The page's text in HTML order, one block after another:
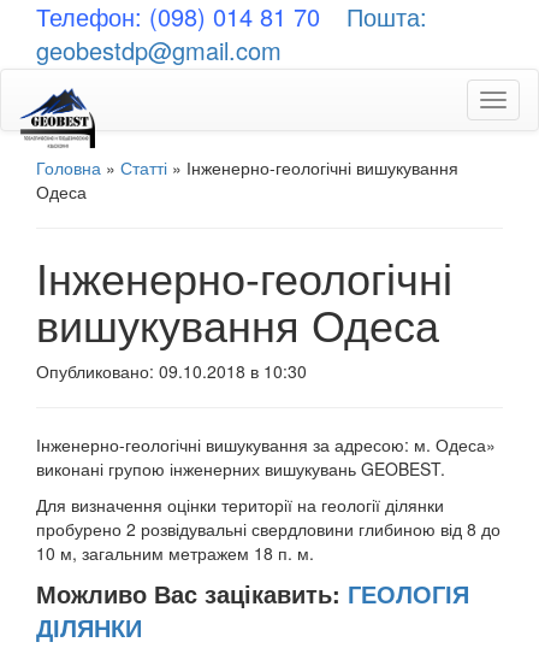
Телефон: (098) 014 81 70
Пошта:
geobestdp@gmail.com
Головна » Статті » Інженерно-геологічні вишукування
Одеса
Інженерно-геологічні
вишукування Одеса
Опубликовано: 09.10.2018 в 10:30
Інженерно-геологічні вишукування за адресою: м. Одеса»
виконані групою інженерних вишукувань GEOBEST.
Для визначення оцінки території на геології ділянки
пробурено 2 розвідувальні свердловини глибиною від 8 до
10 м, загальним метражем 18 п. м.
Можливо Вас зацікавить: ГЕОЛОГІЯ
ДІЛЯНКИ